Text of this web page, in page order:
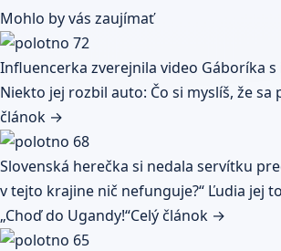
Mohlo by vás zaujímať
Influencerka zverejnila video Gáboríka s
Niekto jej rozbil auto: Čo si myslíš, že sa
článok →
Slovenská herečka si nedala servítku
v tejto krajine nič nefunguje?“ Ľudia jej
„Choď do Ugandy!“Celý článok →